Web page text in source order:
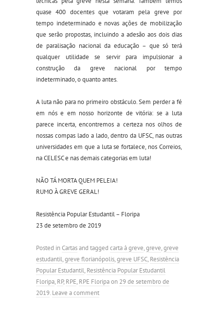
quase 400 docentes que votaram pela greve por
tempo indeterminado e novas ações de mobilização
que serão propostas, incluindo a adesão aos dois dias
de paralisação nacional da educação – que só terá
qualquer utilidade se servir para impulsionar a
construção da greve nacional por tempo
indeterminado, o quanto antes.
A luta não para no primeiro obstáculo. Sem perder a fé
em nós e em nosso horizonte de vitória: se a luta
parece incerta, encontremos a certeza nos olhos de
nossas compas lado a lado, dentro da UFSC, nas outras
universidades em que a luta se fortalece, nos Correios,
na CELESC e nas demais categorias em luta!
NÃO TÁ MORTA QUEM PELEIA!
RUMO À GREVE GERAL!
Resistência Popular Estudantil – Floripa
23 de setembro de 2019
Posted inCartasand tagged carta à greve,greve,greve
estudantil,greve florianópolis,greve UFSC, Resistência
Popular Estudantil, Resistência Popular Estudantil
Floripa, RP, RPE, RPE Floripaon 29 de setembro de
2019. Leave a comment